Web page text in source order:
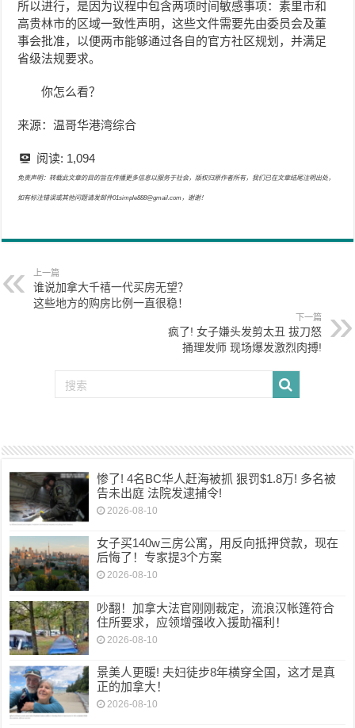
所以进行，是因为议程中包含两项时间敏感事项：素里市和
高贵林市的区域一致性声明，这些文件需要先由委员会及董
事会批准，以便两市能够通过各自的官方社区规划，并满足
省级法规要求。
你怎么看？
来源：温哥华港湾综合
阅读: 1,094
免责声明：转载此文章的目的旨在传播更多信息以服务于社会，版权归原作者所有，我们已在文章结尾注明出处，
如有标注错误或其他问题请发邮件01simple888@gmail.com，谢谢！
上一篇
谁说加拿大千禧一代买房无望？
这些地方的购房比例一直很稳！
下一篇
疯了! 女子嫌头发剪太丑 拔刀怒
捅理发师 现场爆发激烈肉搏!
惨了! 4名BC华人赶海被抓 狠罚$1.8万! 多名被
告未出庭 法院发逮捕令!
2026-08-10
女子买140w三房公寓，用反向抵押贷款，现在
后悔了！专家提3个方案
2026-08-10
吵翻！加拿大法官刚刚裁定，流浪汉帐篷符合
住所要求，应领增强收入援助福利！
2026-08-10
景美人更暖! 夫妇徒步8年横穿全国，这才是真
正的加拿大！
2026-08-10